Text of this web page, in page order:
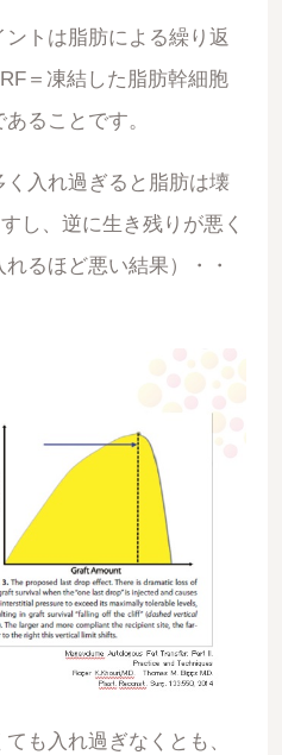
トは脂肪による繰り返
＝凍結した脂肪幹細胞
ることです。
入れ過ぎると脂肪は壊
し、逆に生き残りが悪く
るほど悪い結果）・・
も入れ過ぎなくとも、